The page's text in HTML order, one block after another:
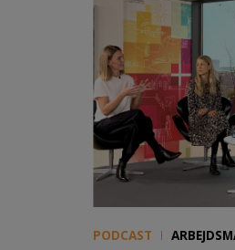
PODCAST